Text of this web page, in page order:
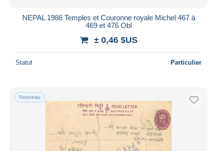
NEPAL 1986 Temples et Couronne royale Michel 467 à
469 et 476 Obl
± 0,46 $US
Statut Particulier
Nouveau